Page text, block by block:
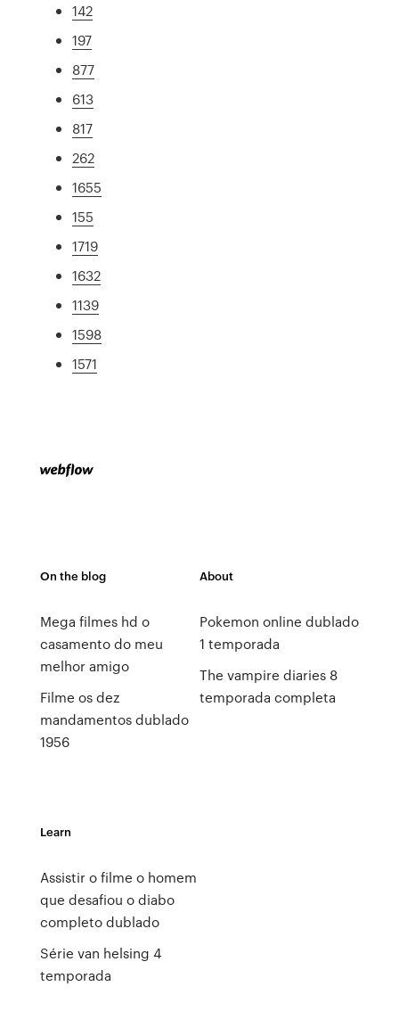
142
197
877
613
817
262
1655
155
1719
1632
1139
1598
1571
On the blog
Mega filmes hd o
casamento do meu
melhor amigo
Filme os dez
mandamentos dublado
1956
About
Pokemon online dublado
1 temporada
The vampire diaries 8
temporada completa
Learn
Assistir o filme o homem
que desafiou o diabo
completo dublado
Série van helsing 4
temporada